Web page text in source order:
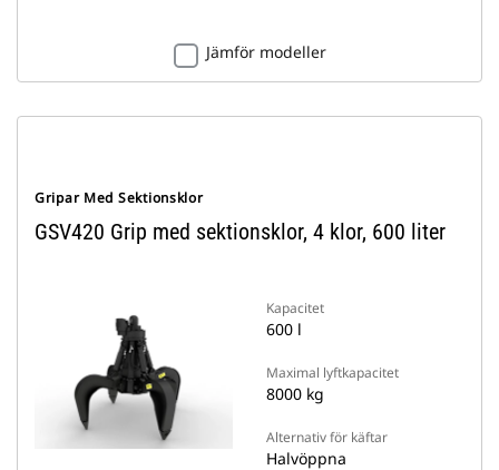
Jämför modeller
Gripar Med Sektionsklor
GSV420 Grip med sektionsklor, 4 klor, 600 liter
Kapacitet
600 l
Maximal lyftkapacitet
8000 kg
Alternativ för käftar
Halvöppna